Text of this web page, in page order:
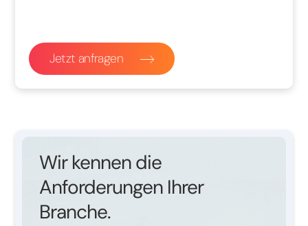
Jetzt anfragen
Wir kennen die
Anforderungen Ihrer
Branche.